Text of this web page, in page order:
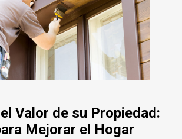
Valor de su Propiedad:
Mejorar el Hogar